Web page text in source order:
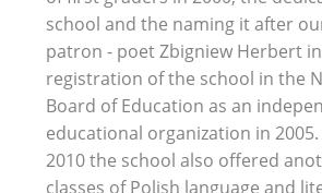
school and the naming it after
patron - poet Zbigniew Herbert
registration of the school in the
Board of Education as an
educational organization in
2010 the school also offered
classes of Polish language and